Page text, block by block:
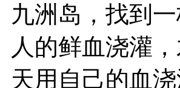
九洲岛，找到
人的鲜血浇灌
天用自己的血